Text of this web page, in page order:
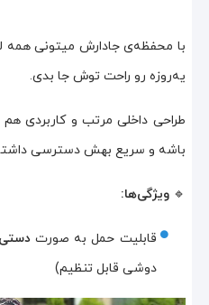
با محفظه‌ی جادارش میتونی همه
یه‌روزه رو راحت توش جا بدی.
طراحی داخلی مرتب و کاربردی
باشه و سریع بهش دسترسی
🔹ویژگی‌ها:
قابلیت حمل به صورت دستی
دوشی قابل تنظیم)